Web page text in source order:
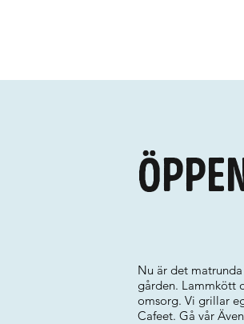
Nu är det
gården. Lammkött
omsorg. Vi grillar
Cafeet. Gå vår